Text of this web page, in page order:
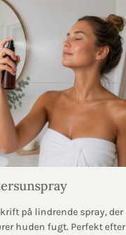
på lindrende spray, der
huden fugt. Perfekt efter